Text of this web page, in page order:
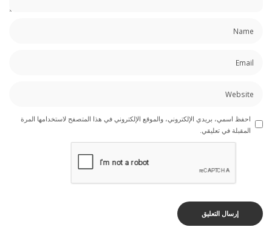
احفظ اسمي، بريدي الإلكتروني، والموقع الإلكتروني في هذا المتصفح لاستخدامها المرة
المقبلة في تعليقي.